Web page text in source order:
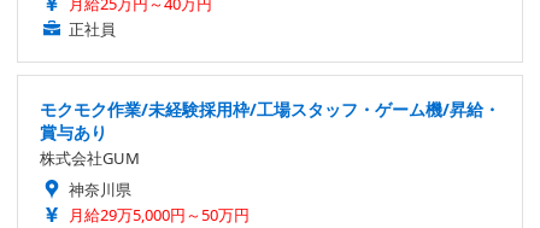
正社員
モクモク作業/未経験採用枠/工場スタッフ・ゲーム機/昇給・
賞与あり
株式会社GUM
神奈川県
月給29万5,000円～50万円